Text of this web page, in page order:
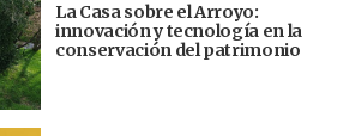
La Casa sobre el Arroyo:
innovación y tecnología en la
conservación del patrimonio